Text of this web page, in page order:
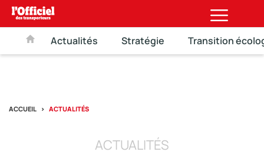
Actualités Stratégie Transition
ACCUEIL ACTUALITÉS
ACTUALITÉS